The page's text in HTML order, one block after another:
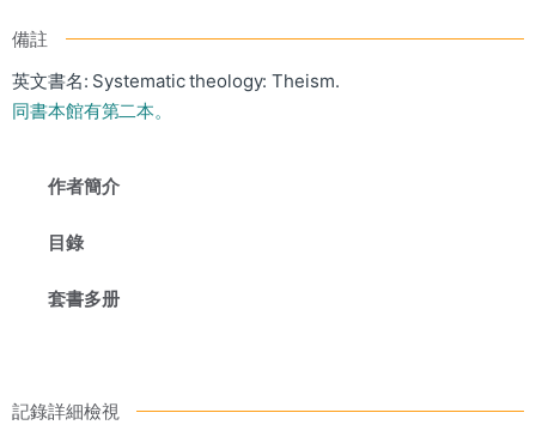
作者簡介
目錄
套書多册
備註
英文書名: Systematic theology: Theism.
同書本館有第二本。
記錄詳細檢視